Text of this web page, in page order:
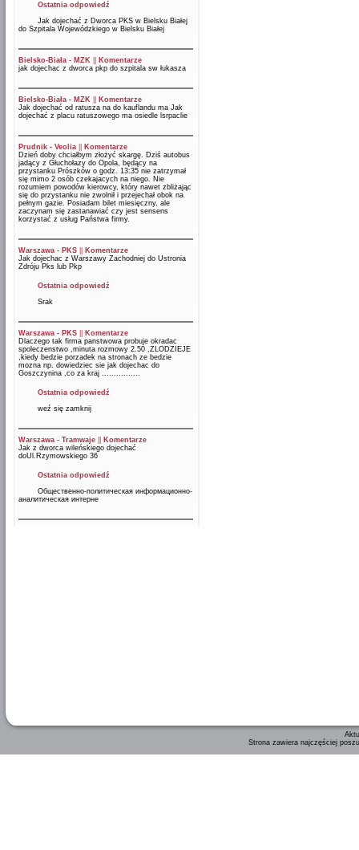
Ostatnia odpowiedź
Jak dojechać z Dworca PKS w Bielsku Białej
do Szpitala Wojewódzkiego w Bielsku Białej
Bielsko-Biała - MZK
Komentarze
jak dojechac z dworca pkp do szpitala sw łukasza
Bielsko-Biała - MZK
Komentarze
Jak dojechać od ratusza na do kauflandu ma Jak
dojechać z placu ratuszowego ma osiedle lsrpaclie
Prudnik - Veolia
Komentarze
Dzień doby chciałbym złożyć skargę. Dziś autobus
jadący z Głuchołazy do Opola, będący na
przystanku Prószków o godz. 13:35 nie zatrzymał
się mimo 2 osób czekajacych na niego. Nie
rozumiem powodów kierowcy, który nawet zbliżając
się do przystanku nie zwolnił i przejechał obok na
pełnym gazie. Posiadam bilet miesięczny, ale
zaczynam się zastanawiać czy jest sensens
korzystać z usług Państwa firmy.
Warszawa - PKS
Komentarze
Jak dojechac z Warszawy Zachodniej do Ustronia
Zdróju Pks lub Pkp
Ostatnia odpowiedź
Srak
Warszawa - PKS
Komentarze
Dlaczego tak firma panstwowa probuje okradac
spoleczenstwo ,minuta rozmowy 2.50 ,ZLODZIEJE
,kiedy bedzie porzadek na stronach ze bedzie
mozna np. dowiedziec sie jak dojechac do
Goszczynina ,co za kraj ................
Ostatnia odpowiedź
weź się zamknij
Warszawa - Tramwaje
Komentarze
Jak z dworca wileńskiego dojechać
doUl.Rzymowskiego 36
Ostatnia odpowiedź
Общественно-политическая информационно-
аналитическая интерне
Strona zawiera najczęściej